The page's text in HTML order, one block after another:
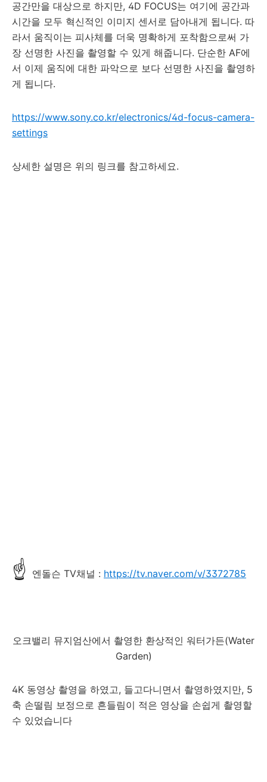
공간만을 대상으로 하지만, 4D FOCUS는 여기에 공간과
시간을 모두 혁신적인 이미지 센서로 담아내게 됩니다. 따
라서 움직이는 피사체를 더욱 명확하게 포착함으로써 가
장 선명한 사진을 촬영할 수 있게 해줍니다. 단순한 AF에
서 이제 움직에 대한 파악으로 보다 선명한 사진을 촬영하
게 됩니다.
https://www.sony.co.kr/electronics/4d-focus-camera-
settings
상세한 설명은 위의 링크를 참고하세요.
☝ 엔돌슨 TV채널 : https://tv.naver.com/v/3372785
오크밸리 뮤지엄산에서 촬영한 환상적인 워터가든(Water
Garden)
4K 동영상 촬영을 하였고, 들고다니면서 촬영하였지만, 5
축 손떨림 보정으로 흔들림이 적은 영상을 손쉽게 촬영할
수 있었습니다